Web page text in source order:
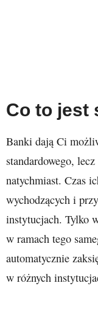
Co to jest
Banki dają Ci
standardowego,
natychmiast. Czas
wychodzących i
instytucjach. Tylko
w ramach tego
automatycznie
w różnych